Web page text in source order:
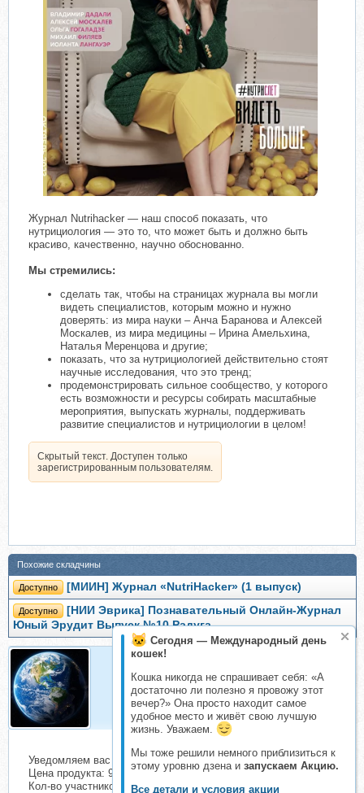
Сегодня — Международный день
кошек!
Кошка никогда не спрашивает себя: «А
достаточно ли полезно я провожу этот
вечер?» Она просто находит самое
удобное место и живёт свою лучшую
жизнь. Уважаем.
Мы тоже решили немного приблизиться к
этому уровню дзена и запускаем Акцию.
Все детали и условия акции
Журнал Nutrihacker — наш способ показать, что
нутрициология — это то, что может быть и должно быть
красиво, качественно, научно обоснованно.
Мы стремились:
сделать так, чтобы на страницах журнала вы могли
видеть специалистов, которым можно и нужно
доверять: из мира науки – Анча Баранова и Алексей
Москалев, из мира медицины – Ирина Амельхина,
Наталья Меренцова и другие;
показать, что за нутрициологией действительно стоят
научные исследования, что это тренд;
продемонстрировать сильное сообщество, у которого
есть возможности и ресурсы собирать масштабные
мероприятия, выпускать журналы, поддерживать
развитие специалистов и нутрициологии в целом!
Скрытый текст. Доступен только
зарегистрированным пользователям.
Похожие складчины
Доступно [МИИН] Журнал «NutriHacker» (1 выпуск)
Доступно
[НИИ Эврика] Познавательный Онлайн-Журнал
Юный Эрудит Выпуск №10 Радуга
cosmos
Организатор складчин
Уведомляем вас о начале сбора взносов.
Цена продукта: 990 руб. Взнос с каждого участника: 100 руб.
Кол-во участников в основном списке: 2 чел.